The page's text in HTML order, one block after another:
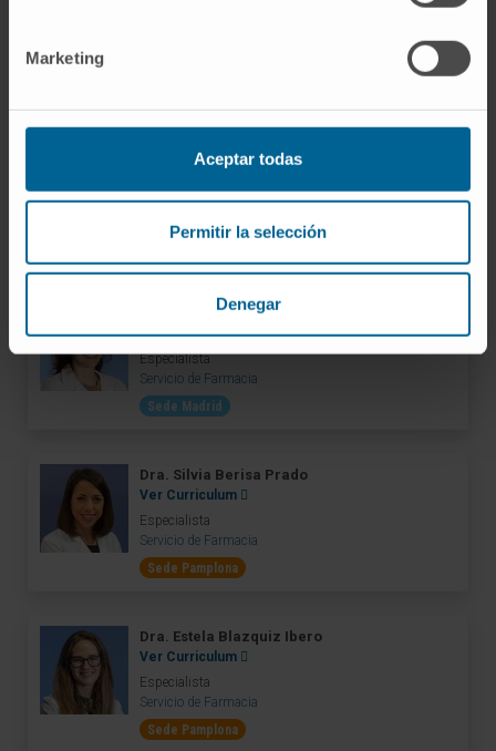
Marketing
Aceptar todas
Permitir la selección
Denegar
Dra. Mª Carmen Barace Indurain
Ver Curriculum
Especialista
Dra. Emma Bartolomé García
Ver Curriculum
Especialista
Servicio de Farmacia
Sede Madrid
Dra. Silvia Berisa Prado
Ver Curriculum
Especialista
Servicio de Farmacia
Sede Pamplona
Dra. Estela Blazquiz Ibero
Ver Curriculum
Especialista
Servicio de Farmacia
Sede Pamplona